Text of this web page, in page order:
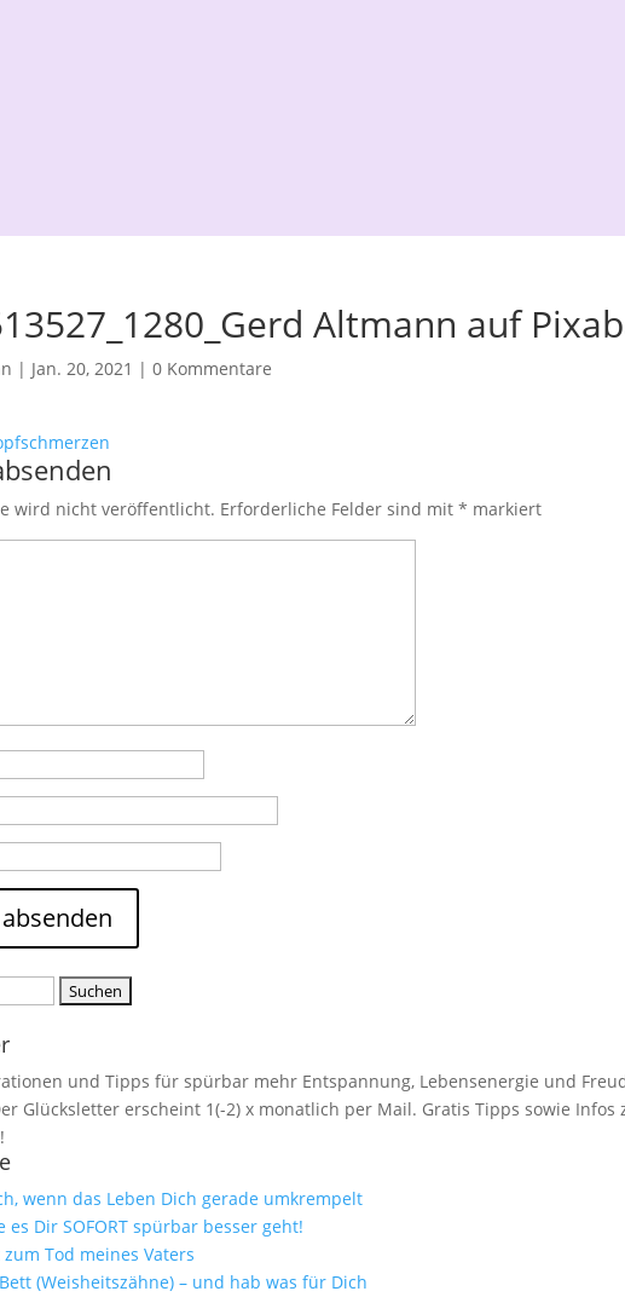
Altmann auf
| Jan. 20, 2021 |0 Kommentare
wird nicht veröffentlicht. Erforderliche Felder sind mit* markiert
und Tipps für spürbar mehr Entspannung, Lebensenergie und
Glücksletter erscheint 1(-2) x monatlich per Mail. Gratis Tipps sowie
wenn das Leben Dich gerade umkrempelt
es Dir SOFORT spürbar besser geht!
Tod meines Vaters
(Weisheitszähne) – und hab was für Dich